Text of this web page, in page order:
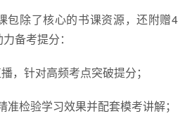
包除了核心的书课资源，还附赠4
备考提分：
，针对高频考点突破提分；
检验学习效果并配套模考讲解；